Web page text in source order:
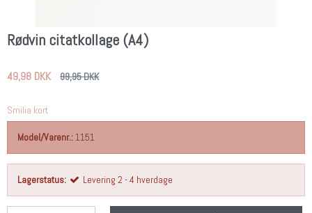
Rødvin citatkollage (A4)
49,98 DKK 99,95 DKK
Smilia kort
Model/Varenr.:1151
Lagerstatus: Levering 2 - 4 hverdage